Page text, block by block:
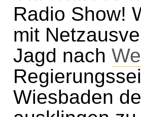
Radio Show!
mit
Jagd nach
Wiesbaden